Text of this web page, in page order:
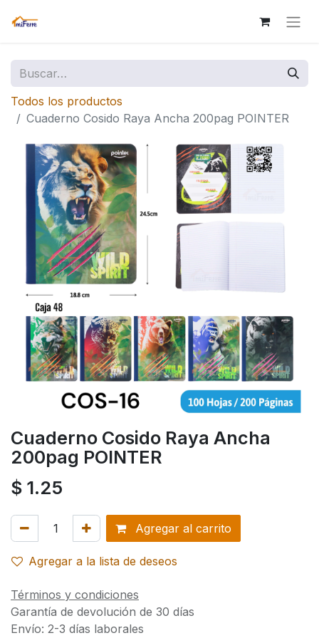
Todos los productos
Cuaderno Cosido Raya Ancha 200pag POINTER
Cuaderno Cosido Raya Ancha
200pag POINTER
$ 1.25
Agregar al carrito
Agregar a la lista de deseos
Términos y condiciones
Garantía de devolución de 30 días
Envío: 2-3 días laborales